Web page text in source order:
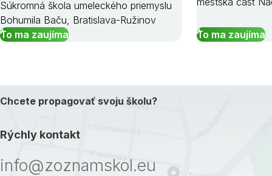
Súkromná škola umeleckého priemyslu
Bohumila Baču, Bratislava-Ružinov
To ma zaujíma
To ma zaujíma
Chcete propagovať svoju školu?
Rýchly kontakt
info@zoznamskol.eu